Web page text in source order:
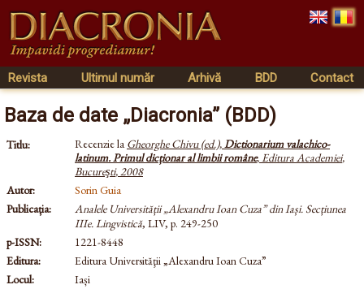
Revista Ultimul număr Arhivă BDD Contact
Baza de date „Diacronia” (BDD)
Titlu: Recenzie laGheorghe Chivu (ed.),Dictionarium valachico-
latinum. Primul dicționar al limbii române,Editura Academiei,
Bucureşti,2008
Autor:
Sorin Guia
Publicația:
Analele Universității „Alexandru Ioan Cuza” din Iași. Secțiunea
IIIe. Lingvistică, LIV, p. 249-250
p-ISSN:
1221-8448
Editura:
Editura Universităţii „Alexandru Ioan Cuza”
Locul:
Iași